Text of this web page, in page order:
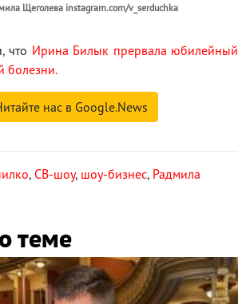
Щеголева instagram.com/v_serduchka
что Ирина Билык прервала юбилейный
болезни.
нас в Google.News
, СВ-шоу, шоу-бизнес, Радмила
теме